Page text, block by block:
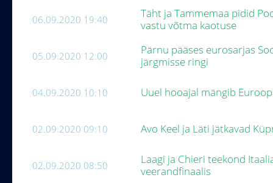
06.09.2020 19:40
Täht ja Tammemaa pidid
vastu võtma kaotuse
05.09.2020 12:00
Pärnu pääses eurosarjas
järgmisse ringi
04.09.2020 10:10 Uuel hooajal mängib
02.09.2020 09:10 Avo Keel ja Läti jätkavad
02.09.2020 08:50
Laagi ja Chieri teekond
veerandfinaalis